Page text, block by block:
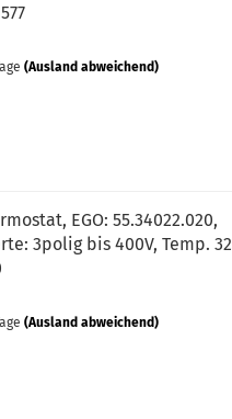
(Ausland abweichend)
EGO: 55.34022.020,
3polig bis 400V, Temp. 32
(Ausland abweichend)